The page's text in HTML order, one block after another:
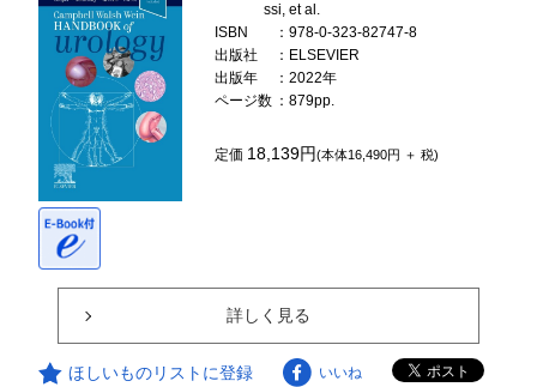
ssi, et al.
ISBN
：978-0-323-82747-8
出版社
：ELSEVIER
出版年
：2022年
ページ数 ：879pp.
定価 18,139円(本体16,490円 ＋ 税)
詳しく見る
ほしいものリストに登録 いいね